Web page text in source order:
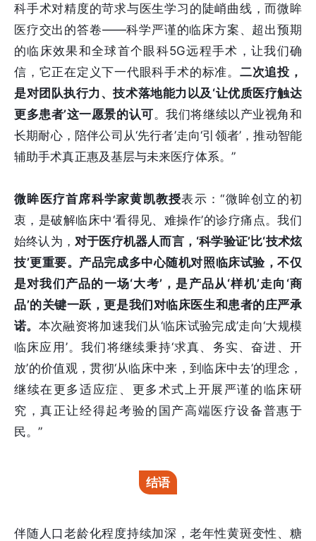
科手术对精度的苛求与医生学习的陡峭曲线，而微眸
医疗交出的答卷——科学严谨的临床方案、超出预期
的临床效果和全球首个眼科5G远程手术，让我们确
信，它正在定义下一代眼科手术的标准。 二次追投，
是对团队执行力、技术落地能力以及‘让优质医疗触达
更多患者’这一愿景的认可。我们将继续以产业视角和
长期耐心，陪伴公司从‘先行者’走向‘引领者’，推动智能
辅助手术真正惠及基层与未来医疗体系。”
微眸医疗首席科学家黄凯教授表示：“微眸创立的初
衷，是破解临床中‘看得见、难操作’的诊疗痛点。我们
始终认为， 对于医疗机器人而言，‘科学验证’比‘技术炫
技’更重要。产品完成多中心随机对照临床试验，不仅
是对我们产品的一场‘大考’，是产品从‘样机’走向‘商
品’的关键一跃，更是我们对临床医生和患者的庄严承
诺。 本次融资将加速我们从‘临床试验完成’走向‘大规模
临床应用’。我们将继续秉持‘求真、务实、奋进、开
放’的价值观，贯彻‘从临床中来，到临床中去’的理念，
继续在更多适应症、更多术式上开展严谨的临床研
究，真正让经得起考验的国产高端医疗设备普惠于
民。”
结语
伴随人口老龄化程度持续加深，老年性黄斑变性、糖